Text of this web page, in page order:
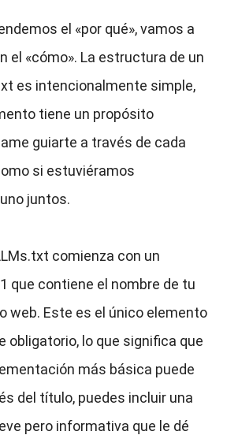
el «por qué», vamos a
el «cómo». La estructura de un
es intencionalmente simple,
tiene un propósito
guiarte a través de cada
si estuviéramos
juntos.
comienza con un
que contiene el nombre de tu
web. Este es el único elemento
obligatorio, lo que significa que
más básica puede
del título, puedes incluir una
pero informativa que le dé